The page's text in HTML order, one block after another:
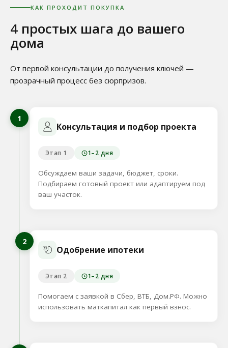
КАК ПРОХОДИТ ПОКУПКА
4 простых шага до вашего
дома
От первой консультации до получения ключей —
прозрачный процесс без сюрпризов.
1
Консультация и подбор проекта
Этап 1 1–2 дня
Обсуждаем ваши задачи, бюджет, сроки.
Подбираем готовый проект или адаптируем под
ваш участок.
2
Одобрение ипотеки
Этап 2 1–2 дня
Помогаем с заявкой в Сбер, ВТБ, Дом.РФ. Можно
использовать маткапитал как первый взнос.